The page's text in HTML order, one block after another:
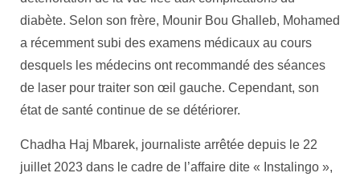
diabète. Selon son frère, Mounir Bou Ghalleb, Mohamed
a récemment subi des examens médicaux au cours
desquels les médecins ont recommandé des séances
de laser pour traiter son œil gauche. Cependant, son
état de santé continue de se détériorer.
Chadha Haj Mbarek, journaliste arrêtée depuis le 22
juillet 2023 dans le cadre de l’affaire dite « Instalingo »,